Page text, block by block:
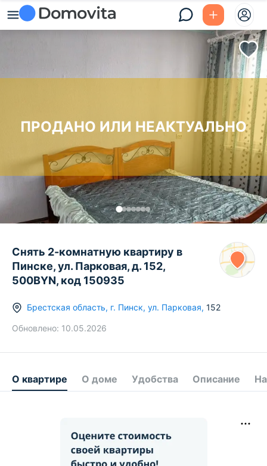
ПРОДАНО ИЛИ НЕАКТУАЛЬНО
Снять 2-комнатную квартиру в
Пинске, ул. Парковая, д. 152,
500BYN, код 150935
Брестская область, г. Пинск, ул. Парковая, 152
Обновлено: 10.05.2026
О квартире О доме Удобства Описание